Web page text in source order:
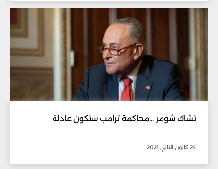
تشاك شومر ...محاكمة ترامب ستكون عادلة
24 كانون الثاني 2021